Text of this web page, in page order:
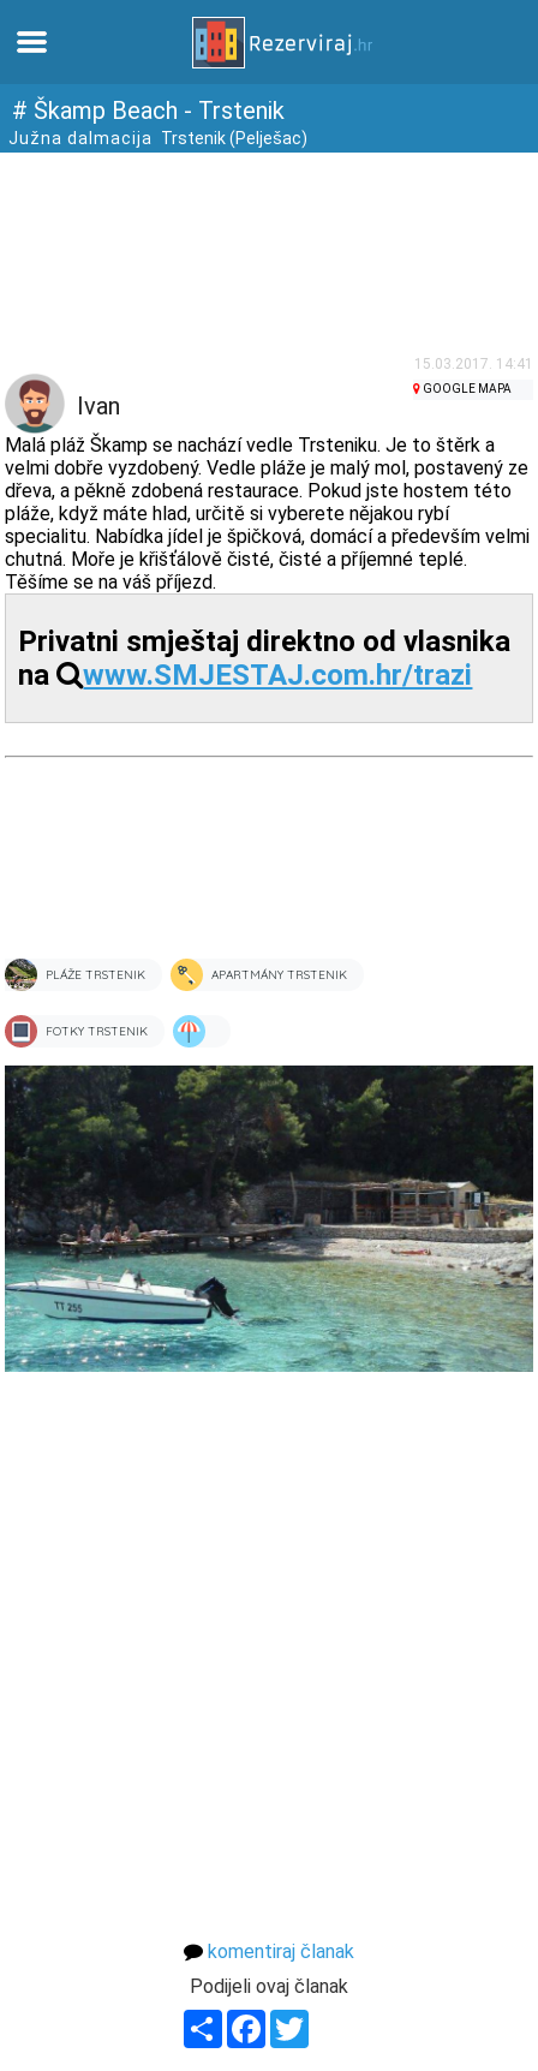
Domů
Webkamery
Seznamte se s Chorvatskem
Muzea
# Škamp Beach - Trstenik
Južna dalmacija Trstenik (Pelješac)
15.03.2017. 14:41
Ivan
GOOGLE MAPA
Malá pláž Škamp se nachází vedle Trsteniku. Je to štěrk a
velmi dobře vyzdobený. Vedle pláže je malý mol, postavený ze
dřeva, a pěkně zdobená restaurace. Pokud jste hostem této
pláže, když máte hlad, určitě si vyberete nějakou rybí
specialitu. Nabídka jídel je špičková, domácí a především velmi
chutná. Moře je křišťálově čisté, čisté a příjemné teplé.
Těšíme se na váš příjezd.
Privatni smještaj direktno od vlasnika
na
www.SMJESTAJ.com.hr/trazi
PLÁŽE TRSTENIK APARTMÁNY TRSTENIK
FOTKY TRSTENIK
komentiraj članak
Podijeli ovaj članak
ShareFacebook